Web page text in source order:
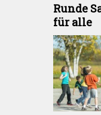
Runde
für alle